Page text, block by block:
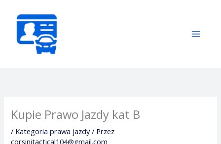
Kupie Prawo Jazdy kat B
/ Kategoria prawa jazdy/ Przez
corsinitactical104@gmail.com